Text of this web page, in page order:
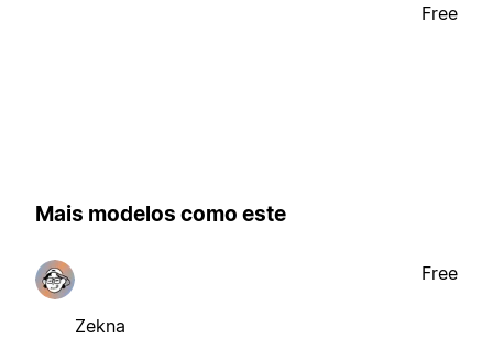
Free
Mais modelos como este
Zekna
Free